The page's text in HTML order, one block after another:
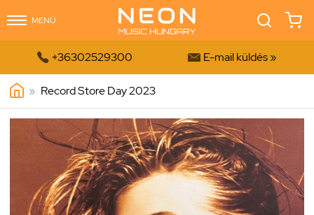
MENÜ
 +36302529300  E-mail küldés »
» Record Store Day 2023